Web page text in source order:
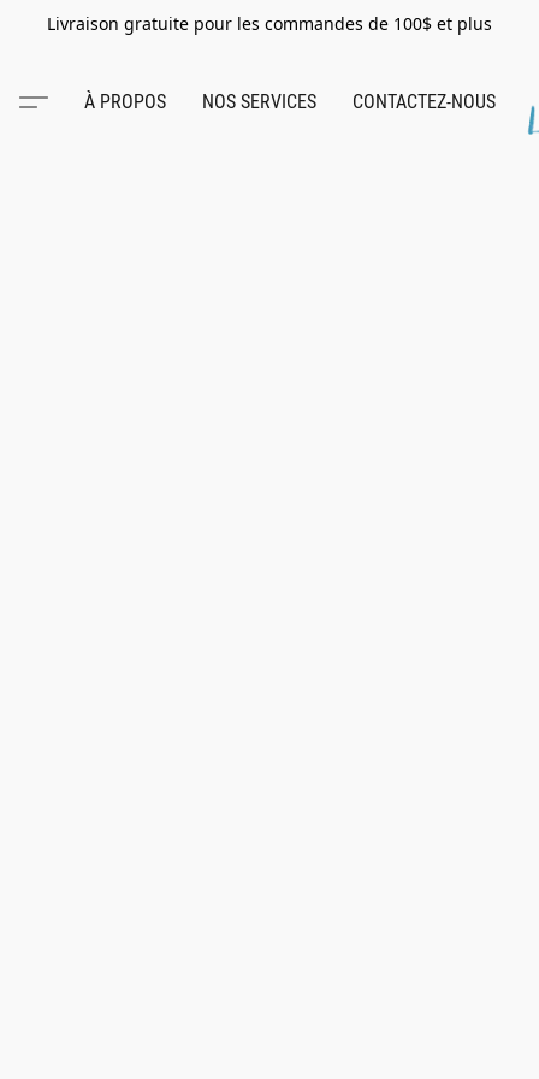
Livraison gratuite pour les commandes de 100$ et plus
À PROPOS NOS SERVICES CONTACTEZ-NOUS